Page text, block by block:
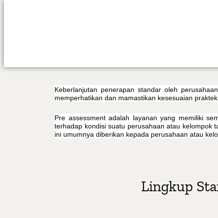
Keberlanjutan penerapan standar oleh
memperhatikan dan mamastikan kesesuaian
Pre assessment adalah layanan yang memiliki
terhadap kondisi suatu perusahaan atau kelompok
ini umumnya diberikan kepada perusahaan atau
Lingkup